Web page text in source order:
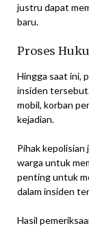
justru dapat
baru.
Proses
Hingga saat ini,
insiden
mobil, korban
kejadian.
Pihak kepolisian
warga untuk
penting untuk
dalam insiden
Hasil